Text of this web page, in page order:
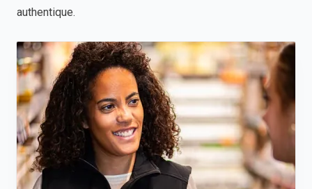
authentique.